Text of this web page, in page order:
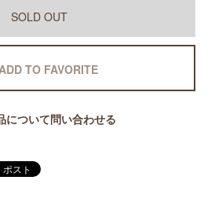
SOLD OUT
TO FAVORITE
について問い合わせる